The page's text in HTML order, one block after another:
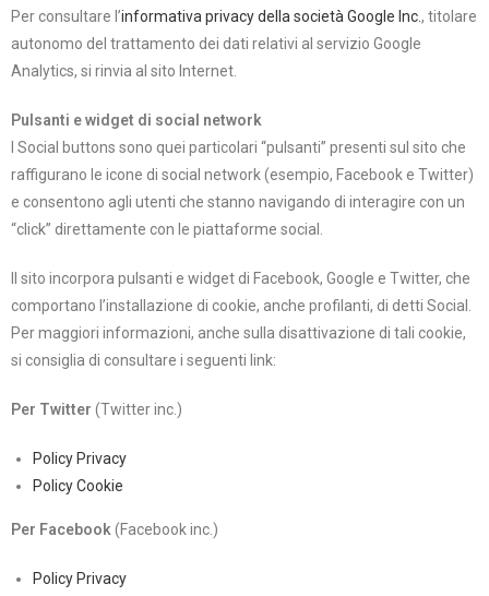
Per consultare l’informativa privacy della società Google Inc., titolare
autonomo del trattamento dei dati relativi al servizio Google
Analytics, si rinvia al sito Internet.
Pulsanti e widget di social network
I Social buttons sono quei particolari “pulsanti” presenti sul sito che
raffigurano le icone di social network (esempio, Facebook e Twitter)
e consentono agli utenti che stanno navigando di interagire con un
“click” direttamente con le piattaforme social.
Il sito incorpora pulsanti e widget di Facebook, Google e Twitter, che
comportano l’installazione di cookie, anche profilanti, di detti Social.
Per maggiori informazioni, anche sulla disattivazione di tali cookie,
si consiglia di consultare i seguenti link:
Per Twitter (Twitter inc.)
Policy Privacy
Policy Cookie
Per Facebook (Facebook inc.)
Policy Privacy